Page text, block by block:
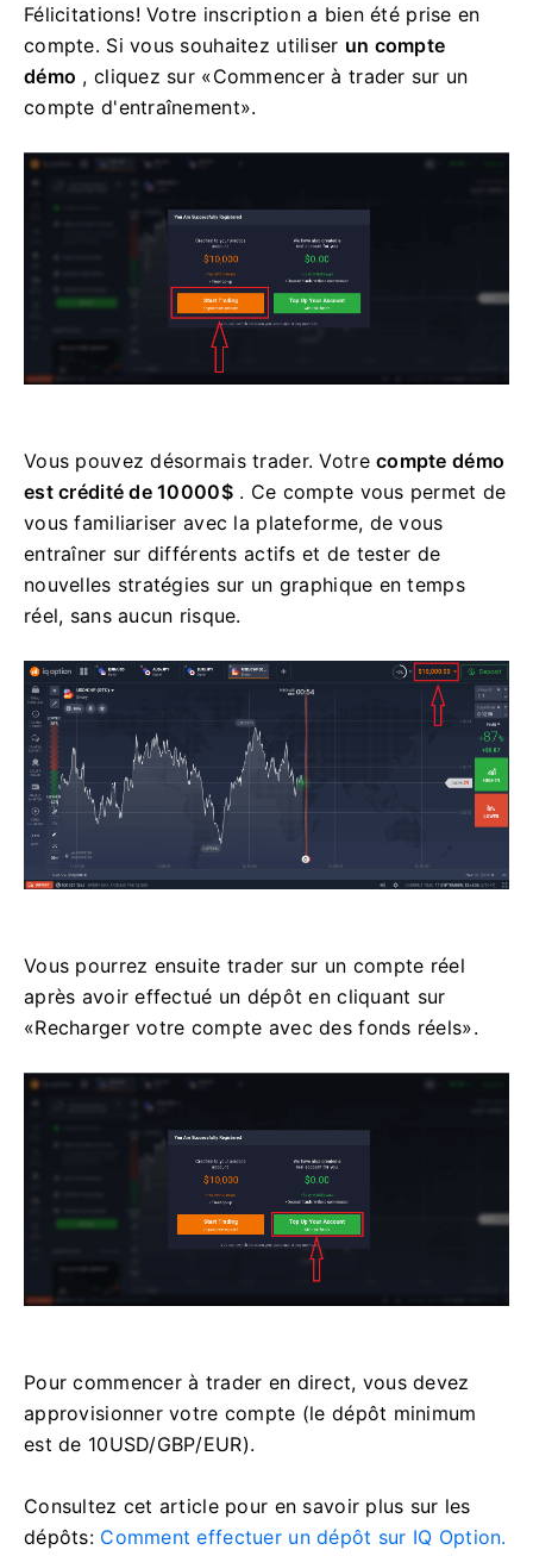
Félicitations! Votre inscription a bien été prise en
compte. Si vous souhaitez utiliser un compte
démo , cliquez sur «Commencer à trader sur un
compte d'entraînement».
Vous pouvez désormais trader. Votrecompte démo
est crédité de 10000$. Ce compte vous permet de
vous familiariser avec la plateforme, de vous
entraîner sur différents actifs et de tester de
nouvelles stratégies sur un graphique en temps
réel, sans aucun risque.
Vous pourrez ensuite trader sur un compte réel
après avoir effectué un dépôt en cliquant sur
«Recharger votre compte avec des fonds réels».
Pour commencer à trader en direct, vous devez
approvisionner votre compte (le dépôt minimum
est de 10USD/GBP/EUR).
Consultez cet article pour en savoir plus sur les
dépôts: Comment effectuer un dépôt sur IQ Option.